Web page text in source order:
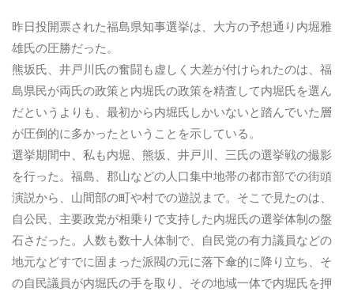
昨日投開票された福島県知事選挙は、大方の予想通り内堀雅
雄氏の圧勝だった。
熊坂氏、井戸川氏の奮闘も虚しく大差が付けられたのは、福
島県民が両氏の政策と内堀氏の政策を精査して内堀氏を選ん
だというよりも、最初から内堀氏しかいないと踏んでいた層
が圧倒的に多かったということを示している。
選挙期間中、私も内堀、熊坂、井戸川、三氏の選挙戦の撮影
を行った。福島、郡山などの人口集中地帯の都市部での街頭
演説から、山間部の町や村での遊説まで。そこで見たのは、
自公民、主要政党が相乗りで支持した内堀氏の選挙体制の盤
石さだった。人数も数十人体制で、自民党の有力議員などの
地元などすでに固まった派閥の元に落下傘的に降り立ち、そ
の自民議員が内堀氏の手を取り、その地域一体で内堀氏を押